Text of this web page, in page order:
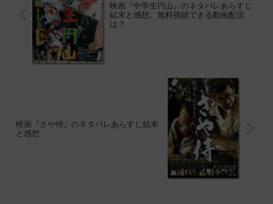
映画『中学生円山』のネタバレあらすじ
結末と感想。無料視聴できる動画配信
は？
映画『さや侍』のネタバレあらすじ結末
と感想